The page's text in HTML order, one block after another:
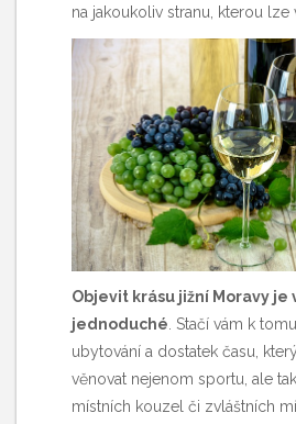
na jakoukoliv stranu, kterou lze
Objevit krásu jižní Moravy je
jednoduché . Stačí vám k
ubytování a dostatek času,
věnovat nejenom sportu, ale
místních kouzel či zvláštních